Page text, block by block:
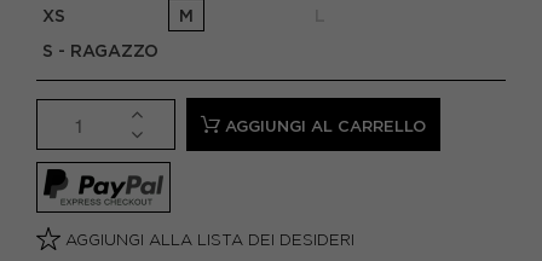
XS M
S - RAGAZZO
AGGIUNGI AL CARRELLO
AGGIUNGI ALLA LISTA DEI DESIDERI